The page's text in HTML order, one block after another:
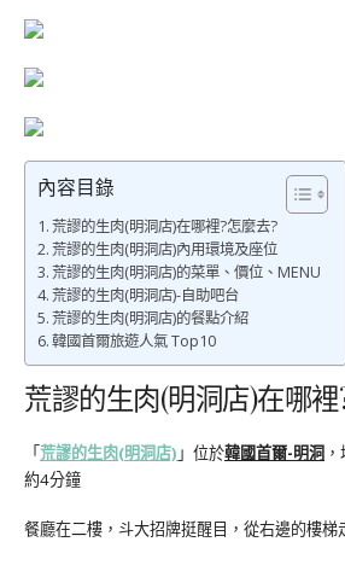
內容目錄
荒謬的生肉(明洞店)在哪裡?怎麼去?
荒謬的生肉(明洞店)內用環境及座位
荒謬的生肉(明洞店)的菜單、價位、MENU
荒謬的生肉(明洞店)-自助吧台
荒謬的生肉(明洞店)的餐點介紹
韓國首爾旅遊人氣 Top10
荒謬的生肉(明洞店)在哪裡
「荒謬的生肉(明洞店) 」位於韓國首爾-明洞
約4分鐘
餐廳在二樓，斗大招牌挺醒目，從右邊的樓梯